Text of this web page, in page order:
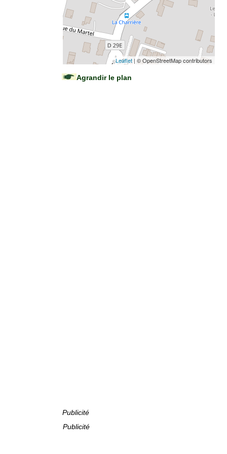
Leaflet | © OpenStreetMap contributors
Agrandir le plan
Publicité
Publicité